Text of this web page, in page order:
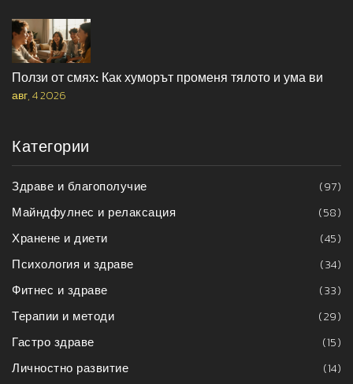
Ползи от смях: Как хуморът променя тялото и ума ви
авг, 4 2026
Категории
Здраве и благополучие
(97)
Майндфулнес и релаксация
(58)
Хранене и диети
(45)
Психология и здраве
(34)
Фитнес и здраве
(33)
Терапии и методи
(29)
Гастро здраве
(15)
Личностно развитие
(14)